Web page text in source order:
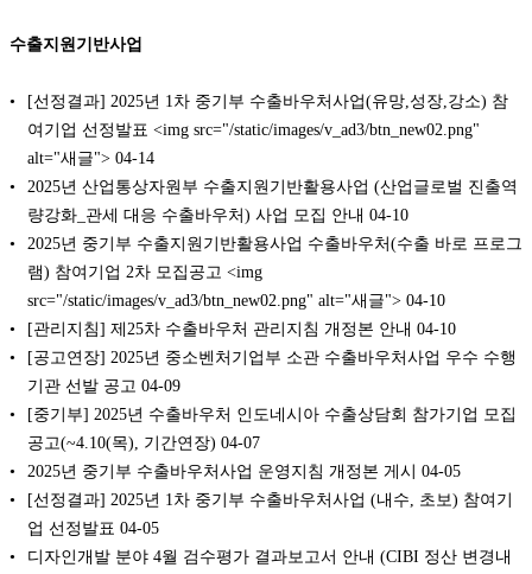
수출지원기반사업
[선정결과] 2025년 1차 중기부 수출바우처사업(유망,성장,강소) 참
여기업 선정발표 <img src="/static/images/v_ad3/btn_new02.png"
alt="새글"> 04-14
2025년 산업통상자원부 수출지원기반활용사업 (산업글로벌 진출역
량강화_관세 대응 수출바우처) 사업 모집 안내 04-10
2025년 중기부 수출지원기반활용사업 수출바우처(수출 바로 프로그
램) 참여기업 2차 모집공고 <img
src="/static/images/v_ad3/btn_new02.png" alt="새글"> 04-10
[관리지침] 제25차 수출바우처 관리지침 개정본 안내 04-10
[공고연장] 2025년 중소벤처기업부 소관 수출바우처사업 우수 수행
기관 선발 공고 04-09
[중기부] 2025년 수출바우처 인도네시아 수출상담회 참가기업 모집
공고(~4.10(목), 기간연장) 04-07
2025년 중기부 수출바우처사업 운영지침 개정본 게시 04-05
[선정결과] 2025년 1차 중기부 수출바우처사업 (내수, 초보) 참여기
업 선정발표 04-05
디자인개발 분야 4월 검수평가 결과보고서 안내 (CIBI 정산 변경내